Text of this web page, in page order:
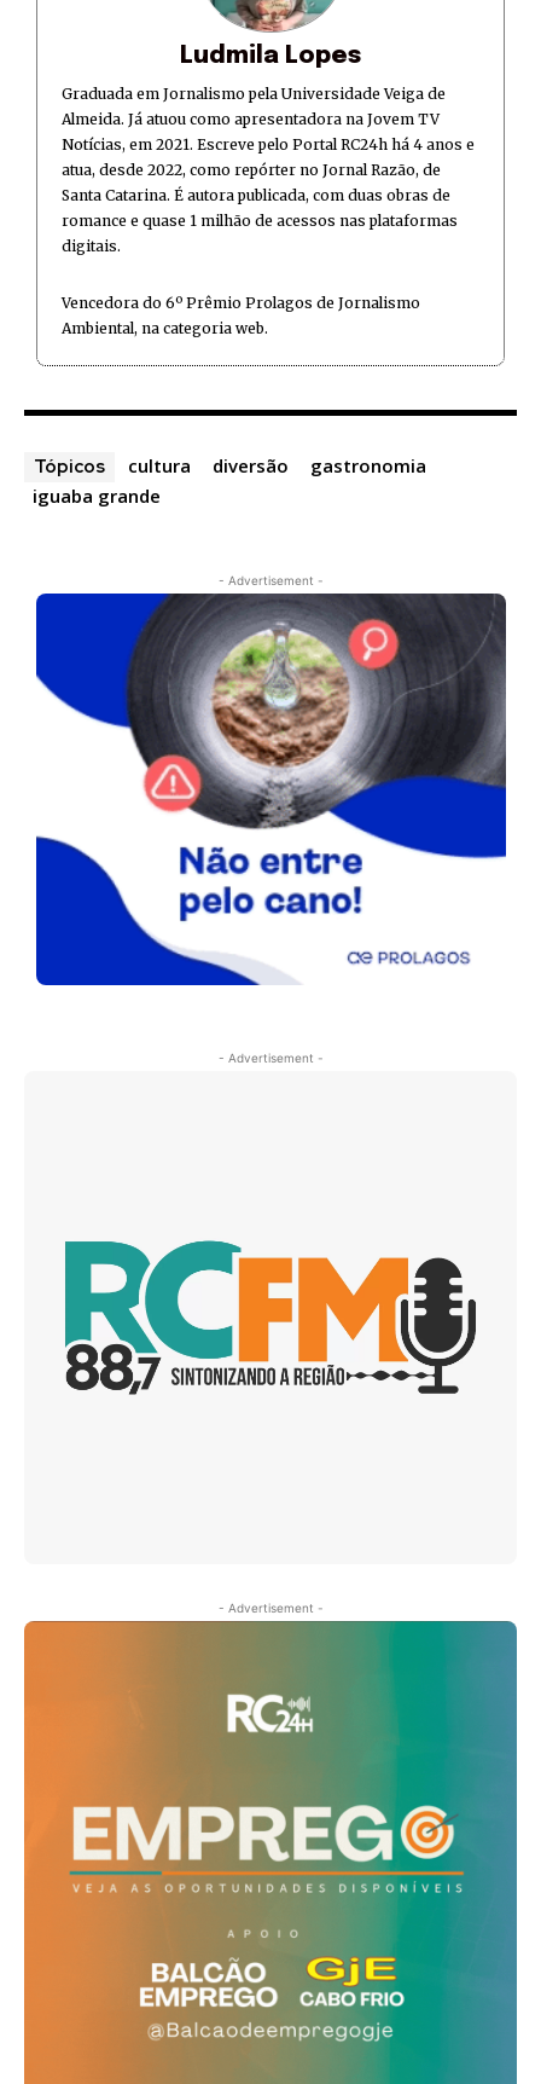
Ludmila Lopes
Graduada em Jornalismo pela Universidade Veiga de
Almeida. Já atuou como apresentadora na Jovem TV
Notícias, em 2021. Escreve pelo Portal RC24h há 4 anos e
atua, desde 2022, como repórter no Jornal Razão, de
Santa Catarina. É autora publicada, com duas obras de
romance e quase 1 milhão de acessos nas plataformas
digitais.
Vencedora do 6º Prêmio Prolagos de Jornalismo
Ambiental, na categoria web.
Tópicos cultura diversão
gastronomia
iguaba grande
- Advertisement -
- Advertisement -
- Advertisement -